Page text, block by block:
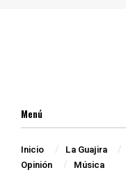
Menú
Inicio La Guajira
Opinión
Música